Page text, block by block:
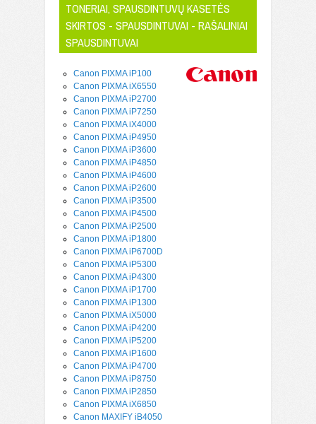
TONERIAI, SPAUSDINTUVŲ KASETĖS
SKIRTOS - SPAUSDINTUVAI - RAŠALINIAI
SPAUSDINTUVAI
Canon PIXMA iP100
Canon PIXMA iX6550
Canon PIXMA iP2700
Canon PIXMA iP7250
Canon PIXMA iX4000
Canon PIXMA iP4950
Canon PIXMA iP3600
Canon PIXMA iP4850
Canon PIXMA iP4600
Canon PIXMA iP2600
Canon PIXMA iP3500
Canon PIXMA iP4500
Canon PIXMA iP2500
Canon PIXMA iP1800
Canon PIXMA iP6700D
Canon PIXMA iP5300
Canon PIXMA iP4300
Canon PIXMA iP1700
Canon PIXMA iP1300
Canon PIXMA iX5000
Canon PIXMA iP4200
Canon PIXMA iP5200
Canon PIXMA iP1600
Canon PIXMA iP4700
Canon PIXMA iP8750
Canon PIXMA iP2850
Canon PIXMA iX6850
Canon MAXIFY iB4050